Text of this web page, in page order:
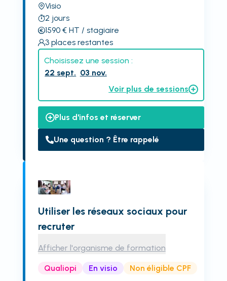
Visio
2 jours
1590€ HT / stagiaire
3 places restantes
Choisissez une session :
22 sept. 03 nov.
Voir plus de sessions
Plus d'infos et réserver
Une question ? Être rappelé
Utiliser les réseaux sociaux pour
recruter
Afficher l'organisme de formation
Qualiopi En visio Non éligible CPF